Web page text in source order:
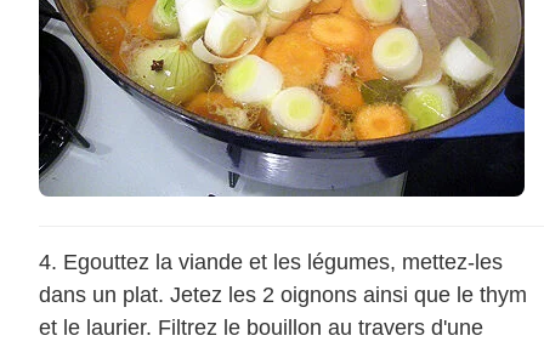
Egouttez la viande et les légumes, mettez-les
dans un plat. Jetez les 2 oignons ainsi que le thym
et le laurier. Filtrez le bouillon au travers d'une